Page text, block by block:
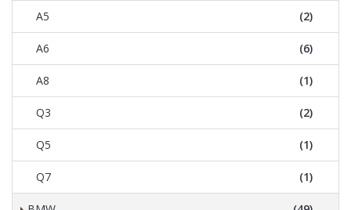
A5 (2)
A6 (6)
A8 (1)
Q3 (2)
Q5 (1)
Q7 (1)